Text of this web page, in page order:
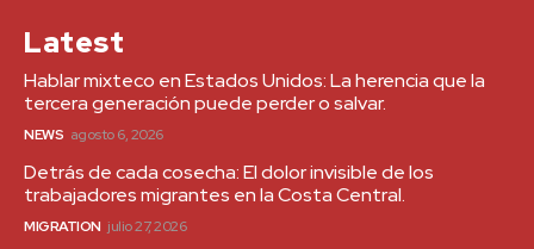
Latest
Hablar mixteco en Estados Unidos: La herencia que la
tercera generación puede perder o salvar.
NEWS agosto 6, 2026
Detrás de cada cosecha: El dolor invisible de los
trabajadores migrantes en la Costa Central.
MIGRATION julio 27, 2026